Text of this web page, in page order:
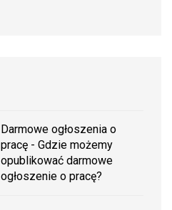
Darmowe ogłoszenia o
pracę - Gdzie możemy
opublikować darmowe
ogłoszenie o pracę?